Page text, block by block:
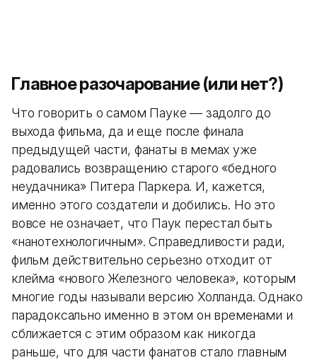
Главное разочарование (или нет?)
Что говорить о самом Пауке — задолго до
выхода фильма, да и еще после финала
предыдущей части, фанаты в мемах уже
радовались возвращению старого «бедного
неудачника» Питера Паркера. И, кажется,
именно этого создатели и добились. Но это
вовсе не означает, что Паук перестал быть
«нанотехнологичным». Справедливости ради,
фильм действительно серьезно отходит от
клейма «нового Железного человека», которым
многие годы называли версию Холланда. Однако
парадоксально именно в этом он временами и
сближается с этим образом как никогда
раньше, что для части фанатов стало главным